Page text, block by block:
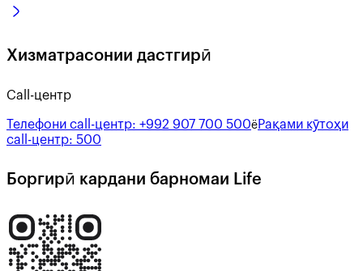
Хизматрасонии дастгирӣ
Call-центр
Телефони call-центр: +992 907 700 500ёРақами кӯтоҳи
call-центр: 500
Боргирӣ кардани барномаи Life